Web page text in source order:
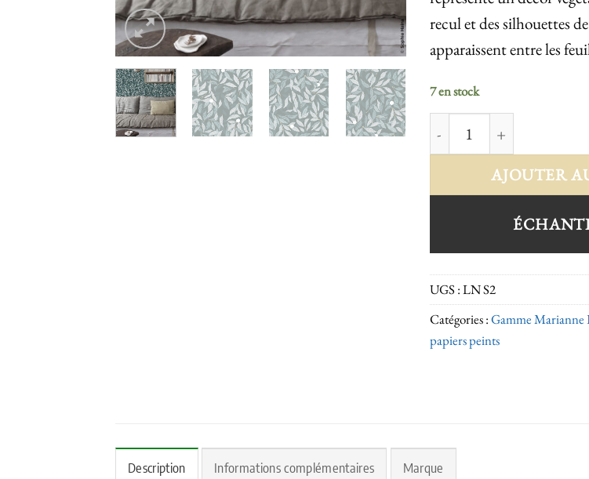
recul et des silhouettes
apparaissent entre les
7 en stock
quantité de Les Nymphes
AJOUTER
UGS :LN S2
Catégories :Gamme Marianne
papiers peints
Description Informations complémentaires Marque